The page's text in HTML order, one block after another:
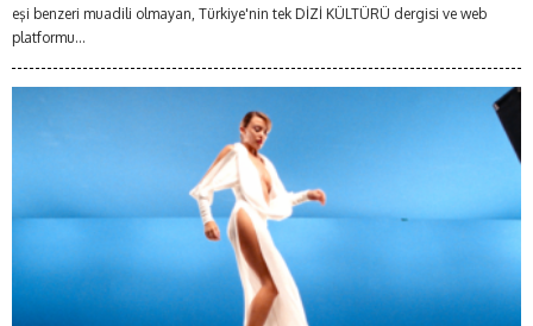
eşi benzeri muadili olmayan, Türkiye'nin tek DİZİ KÜLTÜRÜ dergisi ve web
platformu...